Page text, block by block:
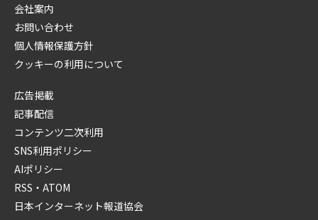
会社案内
お問い合わせ
個人情報保護方針
クッキーの利用について
広告掲載
記事配信
コンテンツ二次利用
SNS利用ポリシー
AIポリシー
RSS・ATOM
日本インターネット報道協会